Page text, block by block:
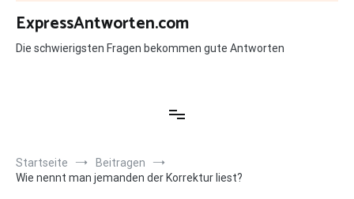
Zum
Inhalt
springen
ExpressAntworten.com
Die schwierigsten Fragen bekommen gute Antworten
Startseite
Beitragen
Wie nennt man jemanden der Korrektur liest?